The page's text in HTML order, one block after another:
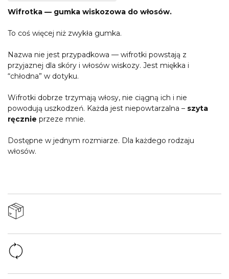
Wifrotka — gumka wiskozowa do włosów.
To coś więcej niż zwykła gumka.
Nazwa nie jest przypadkowa — wifrotki powstają z
przyjaznej dla skóry i włosów wiskozy. Jest miękka i
“chłodna” w dotyku.
Wifrotki dobrze trzymają włosy, nie ciągną ich i nie
powodują uszkodzeń. Każda jest niepowtarzalna – szyta
ręcznie przeze mnie.
Dostępne w jednym rozmiarze. Dla każdego rodzaju
włosów.